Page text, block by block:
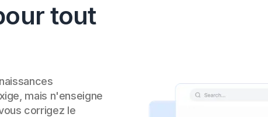
tout
mais n'enseigne
corrigez le